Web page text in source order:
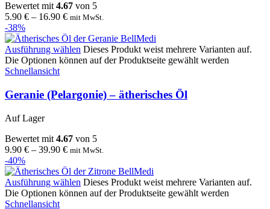
Bewertet mit 4.67 von 5
5.90 € – 16.90 € mit MwSt.
-38%
Ausführung wählen Dieses Produkt weist mehrere Varianten auf.
Die Optionen können auf der Produktseite gewählt werden
Schnellansicht
Geranie (Pelargonie) – ätherisches Öl
Auf Lager
Bewertet mit 4.67 von 5
9.90 € – 39.90 € mit MwSt.
-40%
Ausführung wählen Dieses Produkt weist mehrere Varianten auf.
Die Optionen können auf der Produktseite gewählt werden
Schnellansicht